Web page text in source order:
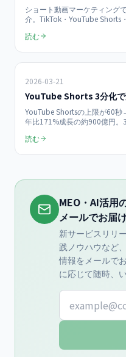
ショート動画マーケティング
介。TikTok・YouTube Shorts
す。
読む
2026-03-21
YouTube Shorts 3分化
YouTube Shortsの上限が60
年比171%成長の約900億円。
選、初期投資5,000円以下の自
読む
MEO・AI活用
メールでお届
新サービスリリ
践ノウハウなど
情報をメールで
に応じて随時、
メールアドレス